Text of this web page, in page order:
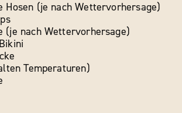
Hosen (je nach Wettervorhersage)
(je nach Wettervorhersage)
Temperaturen)